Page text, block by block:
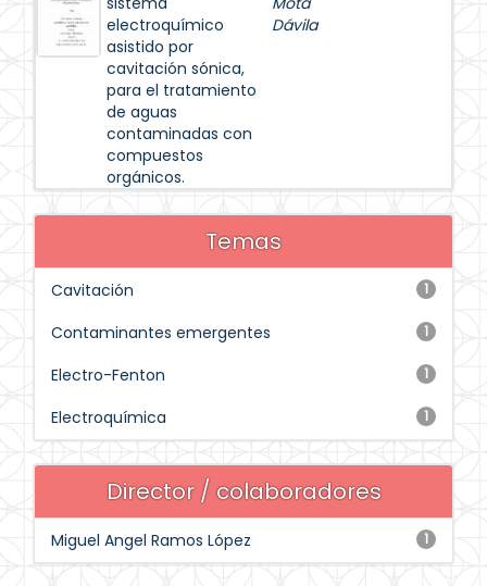
electroquímico
asistido por
cavitación sónica,
para el tratamiento
de aguas
contaminadas con
compuestos
orgánicos.
Dávila
Temas
1
Cavitación
1
Contaminantes emergentes
1
Electro-Fenton
1
Electroquímica
Director / colaboradores
1
Miguel Angel Ramos López